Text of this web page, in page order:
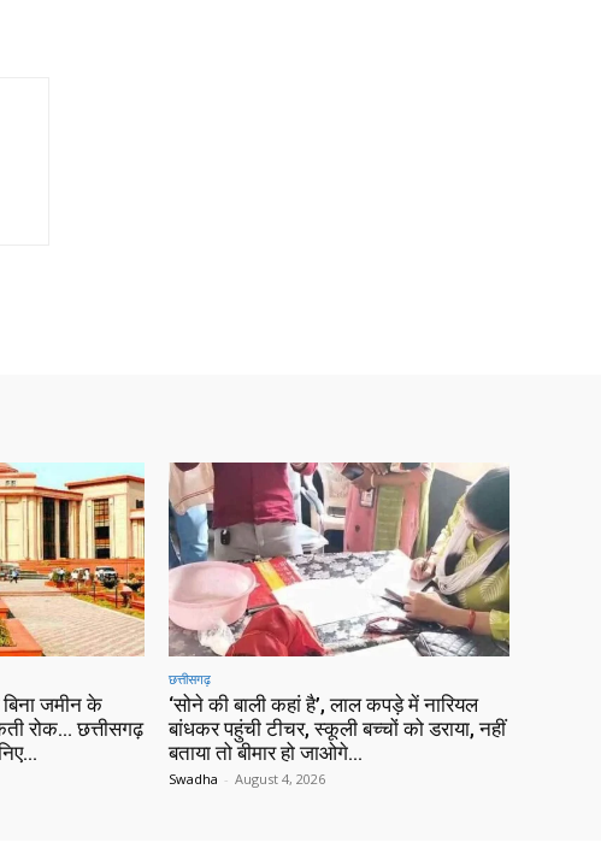
जमीन के
रोक… छत्तीसगढ़
छत्तीसगढ़
‘सोने की बाली कहां है’, लाल कपड़े में नारियल
बांधकर पहुंची टीचर, स्कूली बच्चों को डराया, नहीं
बताया तो बीमार हो जाओगे…
Swadha - August 4, 2026